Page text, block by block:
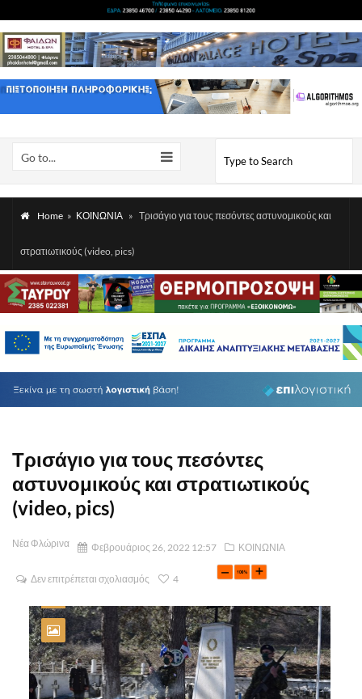
Go to...
Home » ΚΟΙΝΩΝΙΑ » Τρισάγιο για τους πεσόντες αστυνομικούς και
στρατιωτικούς (video, pics)
Τρισάγιο για τους πεσόντες
αστυνομικούς και στρατιωτικούς
(video, pics)
Νέα Φλώρινα Φεβρουάριος 26, 2022 12:57 ΚΟΙΝΩΝΙΑ
Δεν επιτρέπεται σχολιασμός 4